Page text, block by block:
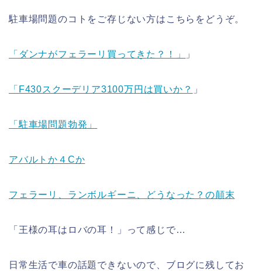
駐車場問題のコトをご存じない方はこちらをどうぞ。
「ダンナがフェラーリ買ってきた？！」 」
「F430スクーデリア3100万円は買いか？ 」
「駐車場問題勃発」
アバルトか４Cか
フェラーリ、ランボルギーニ、どうなった？の顛末
「王様の耳はロバの耳！」って感じで…
日常生活で車の話題できないので、ブログに残してお